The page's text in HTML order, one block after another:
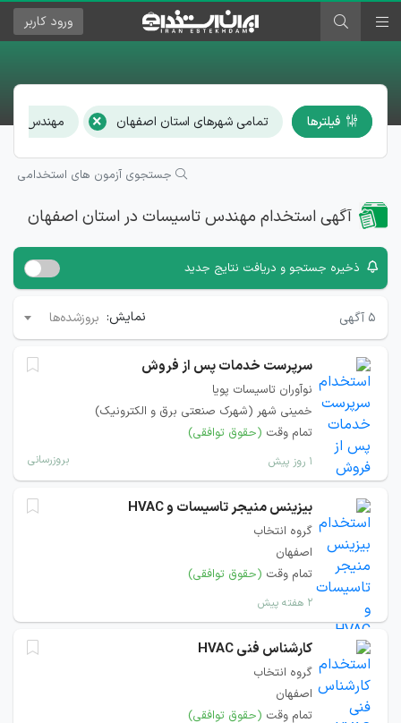
ورود کاربر
فیلترها تمامی شهرهای استان اصفهان × مهندس
جستجوی آزمون های استخدامی
آگهی استخدام مهندس تاسیسات در استان اصفهان
ذخیره جستجو و دریافت نتایج جدید
۵ آگهی نمایش: بروزشده‌ها
سرپرست خدمات پس از فروش
نوآوران تاسیسات پویا
خمینی شهر (شهرک صنعتی برق و الکترونیک)
تمام وقت (حقوق توافقی)
۱ روز پیش بروزرسانی
بیزینس منیجر تاسیسات و HVAC
گروه انتخاب
اصفهان
تمام وقت (حقوق توافقی)
۲ هفته پیش
کارشناس فنی HVAC
گروه انتخاب
اصفهان
تمام وقت (حقوق توافقی)